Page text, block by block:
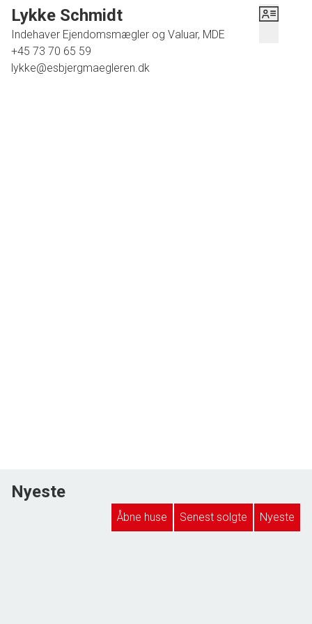
Dette er virkelig en villa hvor man får mange m2 til prisen, samt en SKØN
udsigt.
Lykke Schmidt
Indehaver Ejendomsmægler og Valuar, MDE
+45 73 70 65 59
lykke@esbjergmaegleren.dk
Nyeste
Åbne huse Senest solgte Nyeste